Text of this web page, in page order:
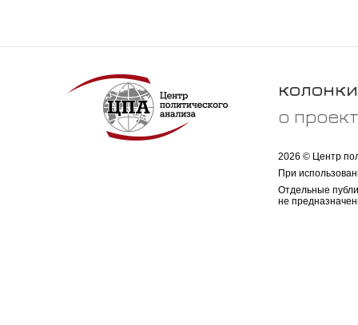
колонки
о
2026 © Центр
При
Отдельные
не